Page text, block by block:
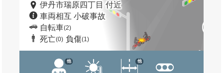
伊丹市瑞原四丁目 付近
車両相互 小破事故
自転車(2)
死亡(0) 負傷(1)
他 他